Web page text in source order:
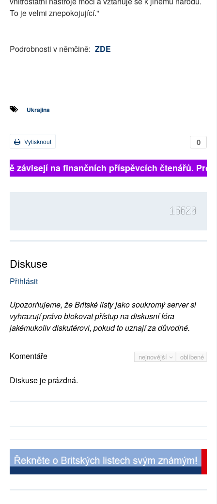
To je velmi znepokojující."
Podrobnosti v němčině: ZDE
Ukrajina
0
Vytisknout
závisejí na finančních příspěvcích čtenářů.
16620
Diskuse
Přihlásit
Upozorňujeme, že Britské listy jako soukromý server si
vyhrazují právo blokovat přístup na diskusní fóra
jakémukoliv diskutérovi, pokud to uznají za důvodné.
nejnovější oblíbené
Komentáře
Diskuse je prázdná.